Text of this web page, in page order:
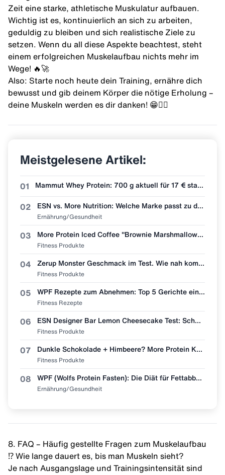
Zeit eine starke, athletische Muskulatur aufbauen.
Wichtig ist es, kontinuierlich an sich zu arbeiten,
geduldig zu bleiben und sich realistische Ziele zu
setzen. Wenn du all diese Aspekte beachtest, steht
einem erfolgreichen Muskelaufbau nichts mehr im
Wege! 🔥🚀
Also: Starte noch heute dein Training, ernähre dich
bewusst und gib deinem Körper die nötige Erholung –
deine Muskeln werden es dir danken! 😁👌🏻
Meistgelesene Artikel:
01 Mammut Whey Protein: 700 g aktuell für 17 € statt 30 €
02 ESN vs. More Nutrition: Welche Marke passt zu dir?
Ernährung/Gesundheit
03 More Protein Iced Coffee "Brownie Marshmallow" im ehrlichen Test! 🧋🍫
Fitness Produkte
04 Zerup Monster Geschmack im Test. Wie nah kommt More Nutrition wirklich ran?
Fitness Produkte
05 WPF Rezepte zum Abnehmen: Top 5 Gerichte einfach nachmachen 🥩🥗
Fitness Rezepte
06 ESN Designer Bar Lemon Cheesecake Test: Schmeckt wie Zitronenkuchen?
Fitness Produkte
07 Dunkle Schokolade + Himbeere? More Protein Kaffee "Dark Chocolate Raspberry" im Test 🧋👀
Fitness Produkte
08 WPF (Wolfs Protein Fasten): Die Diät für Fettabbau & Muskel-Erhalt
Ernährung/Gesundheit
8. FAQ – Häufig gestellte Fragen zum Muskelaufbau
⁉️ Wie lange dauert es, bis man Muskeln sieht?
Je nach Ausgangslage und Trainingsintensität sind